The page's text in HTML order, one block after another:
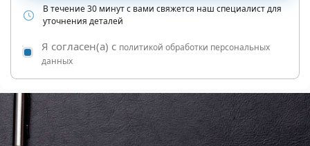
В течение 30 минут с вами свяжется наш специалист для
уточнения деталей
Я согласен(а) с политикой обработки персональных
данных